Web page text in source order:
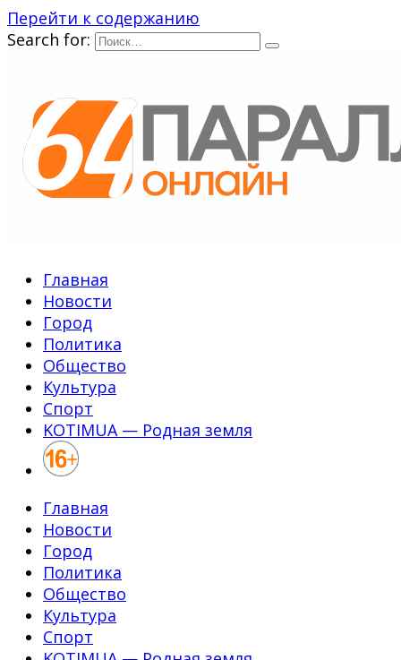
Перейти к содержанию
Search for:
Главная
Новости
Город
Политика
Общество
Культура
Спорт
KOTIMUA — Родная земля
Главная
Новости
Город
Политика
Общество
Культура
Спорт